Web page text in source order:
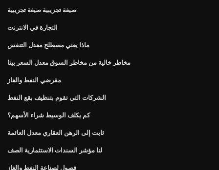
صيغة تجريبية صيغة تجريبية
التجارة في الانترنت
ماذا يعني مصطلح معدل التنفس
مخاطر خالية من مخاطر السوق معدل السعر بيتا
مقرضي النفط والغاز
الشركات التي تقوم بتنظيف بقع النفط
كم يكلف الوسيط شراء الأسهم؟
ثابت إلى الرهن العقاري معدل العائمة
لنا مؤشر السندات الاستثمارية الصف
فصول لصناعة النفط والغاز